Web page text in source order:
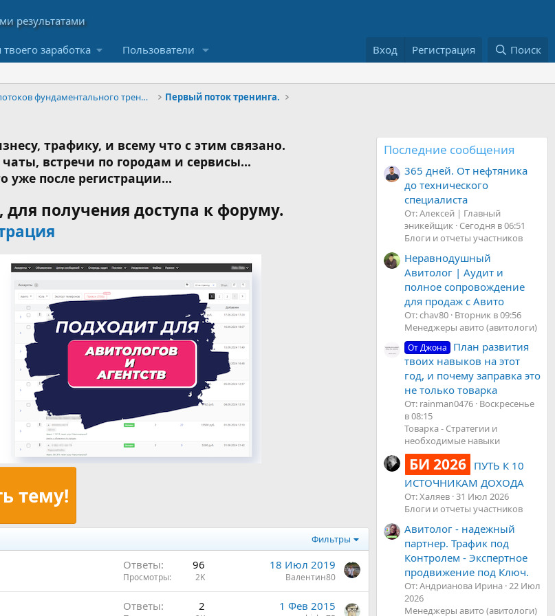
заработка Пользователи Вход Регистрация Поиск
"Авито"- 8 потоков фундаментального тренинга Первый поток тренинга.
трафику, и всему что с этим связано.
встречи по городам и сервисы...
уже после регистрации...
для получения доступа к форуму.
тему!
Фильтры
Ответы 96
Просмотры 2K
18 Июл 2019
Валентин80
Ответы 2 1 Фев 2015
Последние сообщения
365 дней. От нефтяника
до технического
специалиста
От: Алексей | Главный
эникейщик Сегодня в 06:51
Блоги и отчеты участников
Неравнодушный
Авитолог | Аудит и
полное сопровождение
для продаж с Авито
От: chav80 Вторник в 09:56
Менеджеры авито (авитологи)
От Джона
План развития
твоих навыков на этот
год, и почему заправка это
не только товарка
От: rainman0476 Воскресенье
в 08:15
Товарка - Стратегии и
необходимые навыки
БИ 2026 ПУТЬ К 10
ИСТОЧНИКАМ ДОХОДА
От: Халяев 31 Июл 2026
Блоги и отчеты участников
Авитолог - надежный
партнер. Трафик под
Контролем - Экспертное
продвижение под Ключ.
От: Андрианова Ирина 22 Июл
2026
Менеджеры авито (авитологи)